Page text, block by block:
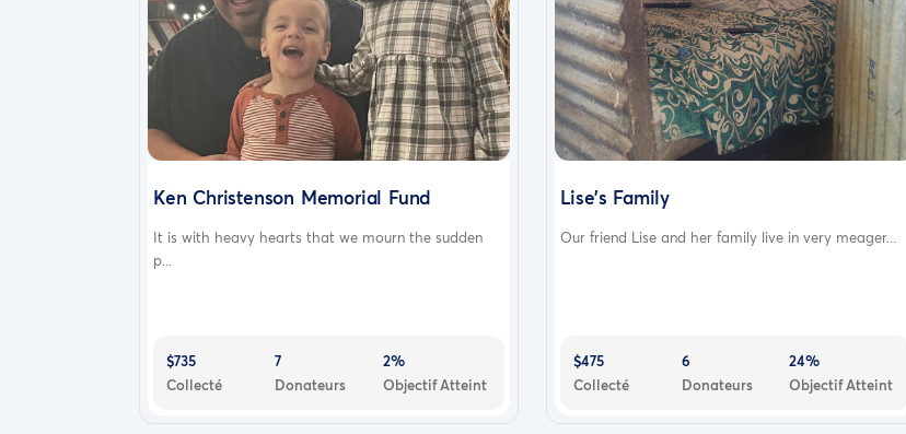
Ken Christenson Memorial Fund
It is with heavy hearts that we mourn the sudden
p...
$735
Collecté
7
Donateurs
2%
Objectif Atteint
Lise’s Family
Our friend Lise and her family live in very meager...
$475
Collecté
6
Donateurs
24%
Objectif Atteint